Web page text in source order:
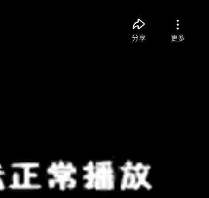
分享 更多